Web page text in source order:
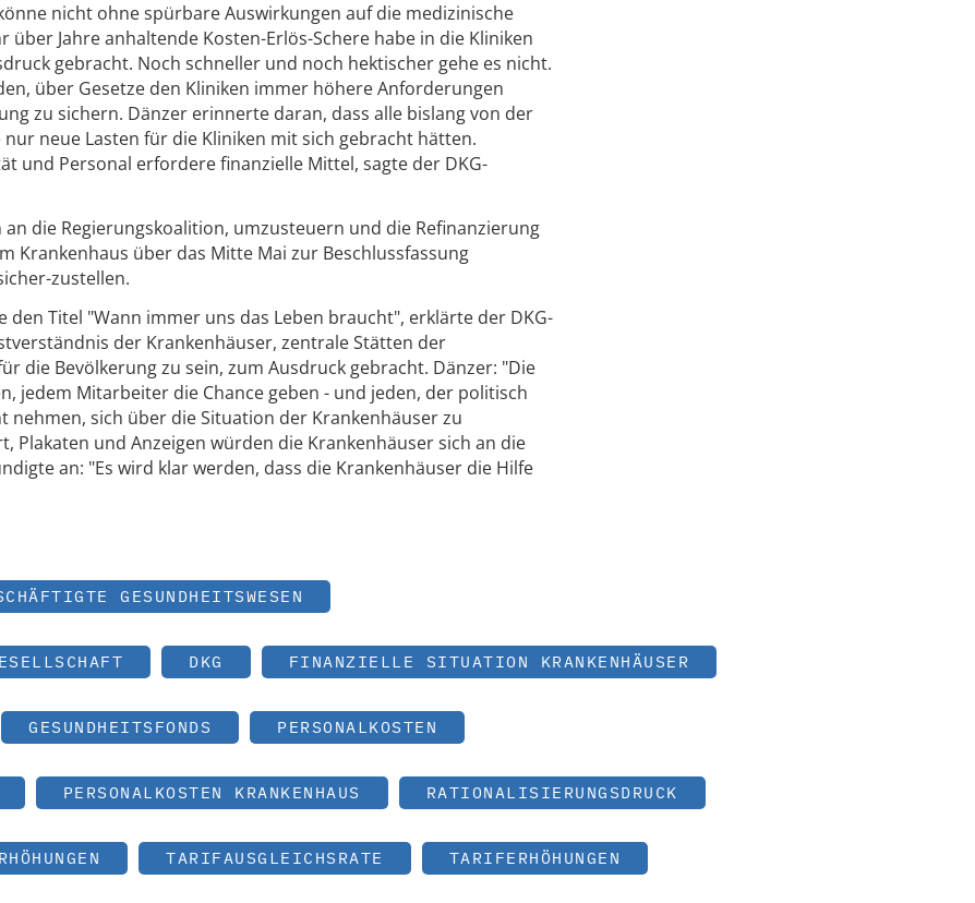
nicht ohne spürbare Auswirkungen auf die medizinische
Jahre anhaltende Kosten-Erlös-Schere habe in die Kliniken
gebracht. Noch schneller und noch hektischer gehe es nicht.
über Gesetze den Kliniken immer höhere Anforderungen
zu sichern. Dänzer erinnerte daran, dass alle bislang von der
neue Lasten für die Kliniken mit sich gebracht hätten.
und Personal erfordere finanzielle Mittel, sagte der DKG-
die Regierungskoalition, umzusteuern und die Refinanzierung
Krankenhaus über das Mitte Mai zur Beschlussfassung
zustellen.
den Titel "Wann immer uns das Leben braucht", erklärte der DKG-
der Krankenhäuser, zentrale Stätten der
die Bevölkerung zu sein, zum Ausdruck gebracht. Dänzer: "Die
jedem Mitarbeiter die Chance geben - und jeden, der politisch
sich über die Situation der Krankenhäuser zu
Plakaten und Anzeigen würden die Krankenhäuser sich an die
an: "Es wird klar werden, dass die Krankenhäuser die Hilfe
GESUNDHEITSWESEN
DKG FINANZIELLE SITUATION KRANKENHÄUSER
GESUNDHEITSFONDS PERSONALKOSTEN
PERSONALKOSTEN KRANKENHAUS RATIONALISIERUNGSDRUCK
TARIFAUSGLEICHSRATE TARIFERHÖHUNGEN